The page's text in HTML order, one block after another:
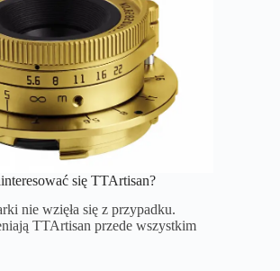
się TTArtisan?
nie wzięła się z przypadku.
TTArtisan przede wszystkim